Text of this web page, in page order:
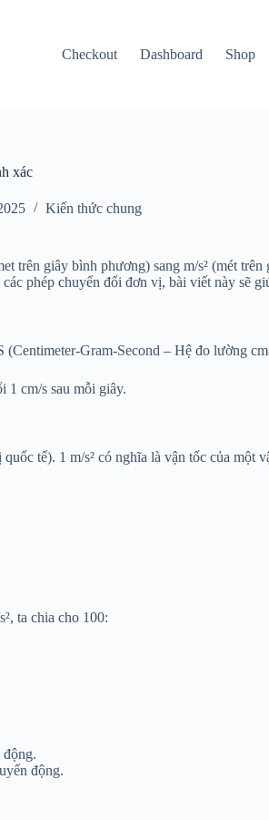
Checkout Dashboard Shop
xác
Kiến thức chung
trên giây bình phương) sang m/s² (mét
phép chuyển đổi đơn vị, bài viết này sẽ
(Centimeter-Gram-Second – Hệ đo lường
1 cm/s sau mỗi giây.
tế). 1 m/s² có nghĩa là vận tốc của
ta chia cho 100:
động.
động.